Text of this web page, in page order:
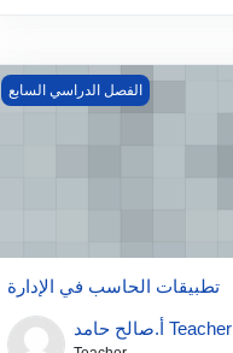
تطبيقات الحاسب في الإدارة
الفصل الدراسي السابع
تطبيقات الحاسب في الإدارة
أ.صالح حامد Teacher